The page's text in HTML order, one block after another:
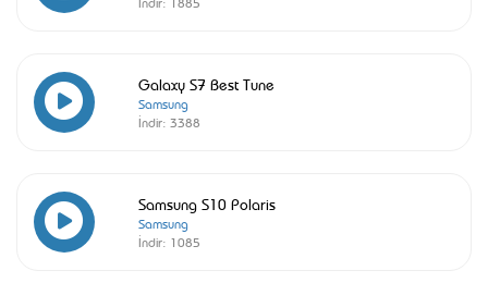
Galaxy S7 Best Tune
Samsung
İndir: 3388
Samsung S10 Polaris
Samsung
İndir: 1085